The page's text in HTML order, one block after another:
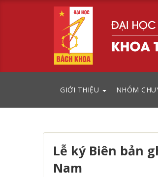
GIỚI THIỆU NHÓM
Lễ ký Biên bản
Nam